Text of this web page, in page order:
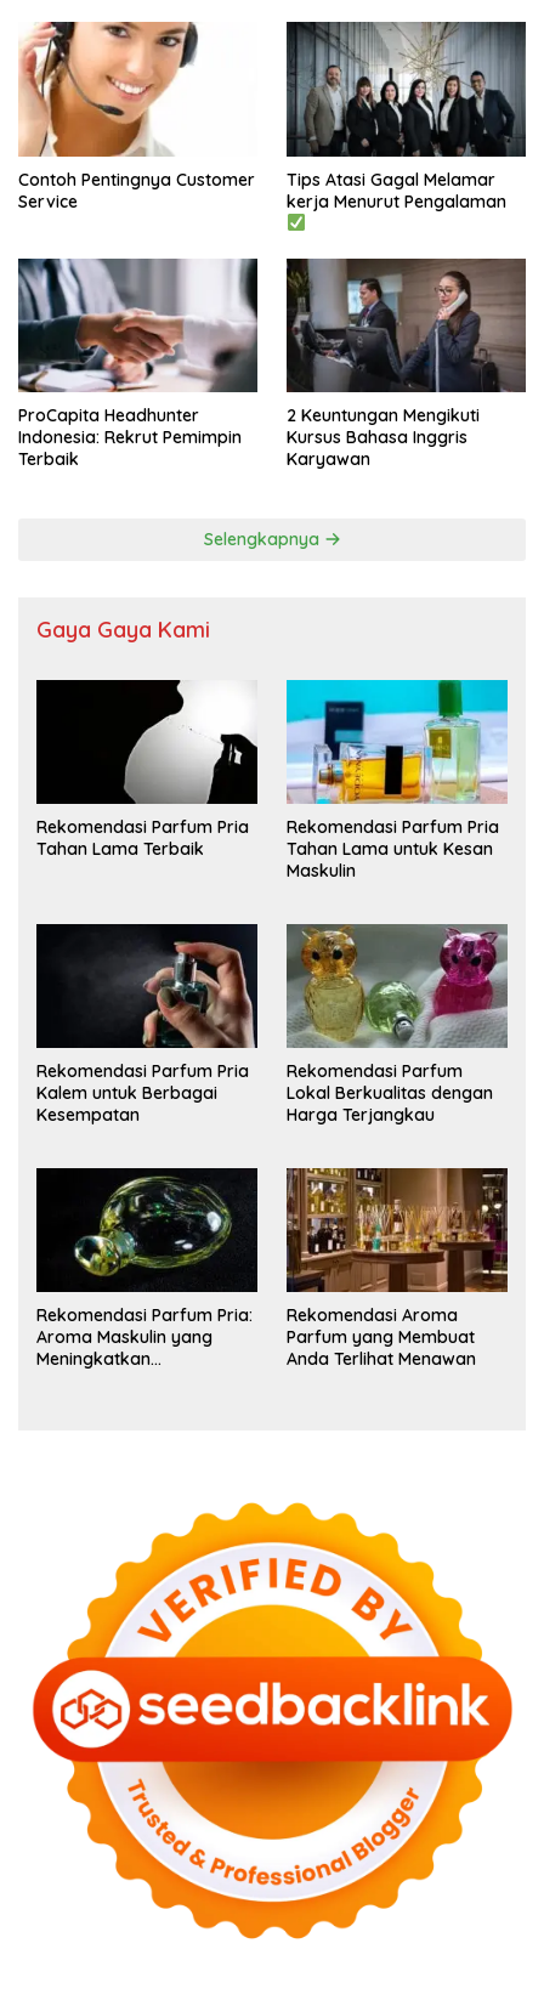
Contoh Pentingnya Customer
Service
Tips Atasi Gagal Melamar
kerja Menurut Pengalaman
ProCapita Headhunter
Indonesia: Rekrut Pemimpin
Terbaik
2 Keuntungan Mengikuti
Kursus Bahasa Inggris
Karyawan
Selengkapnya
Gaya Gaya Kami
Rekomendasi Parfum Pria
Tahan Lama Terbaik
Rekomendasi Parfum Pria
Tahan Lama untuk Kesan
Maskulin
Rekomendasi Parfum Pria
Kalem untuk Berbagai
Kesempatan
Rekomendasi Parfum
Lokal Berkualitas dengan
Harga Terjangkau
Rekomendasi Parfum Pria:
Aroma Maskulin yang
Meningkatkan
Rekomendasi Aroma
Parfum yang Membuat
Anda Terlihat Menawan